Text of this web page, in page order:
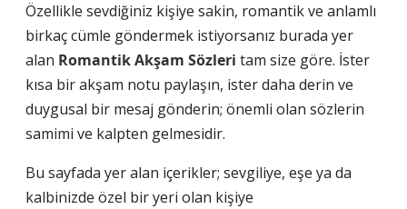
Özellikle sevdiğiniz kişiye sakin, romantik ve anlamlı
birkaç cümle göndermek istiyorsanız burada yer
alan Romantik Akşam Sözleri tam size göre. İster
kısa bir akşam notu paylaşın, ister daha derin ve
duygusal bir mesaj gönderin; önemli olan sözlerin
samimi ve kalpten gelmesidir.
Bu sayfada yer alan içerikler; sevgiliye, eşe ya da
kalbinizde özel bir yeri olan kişiye